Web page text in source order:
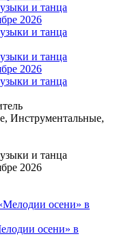
и танца
2026
и танца
и танца
2026
и танца
, Инструментальные,
и танца
2026
осени» в